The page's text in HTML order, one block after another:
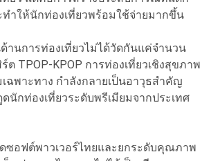
ำให้นักท่องเที่ยวพร้อมใช้จ่ายมากขึ้น
านการท่องเที่ยวไม่ได้วัดกันแค่จำนวน
ต TPOP-KPOP การท่องเที่ยวเชิงสุขภาพ
ฉพาะทาง กำลังกลายเป็นอาวุธสำคัญ
นักท่องเที่ยวระดับพรีเมียมจากประเทศ
ซอฟต์พาวเวอร์ไทยและยกระดับคุณภาพ